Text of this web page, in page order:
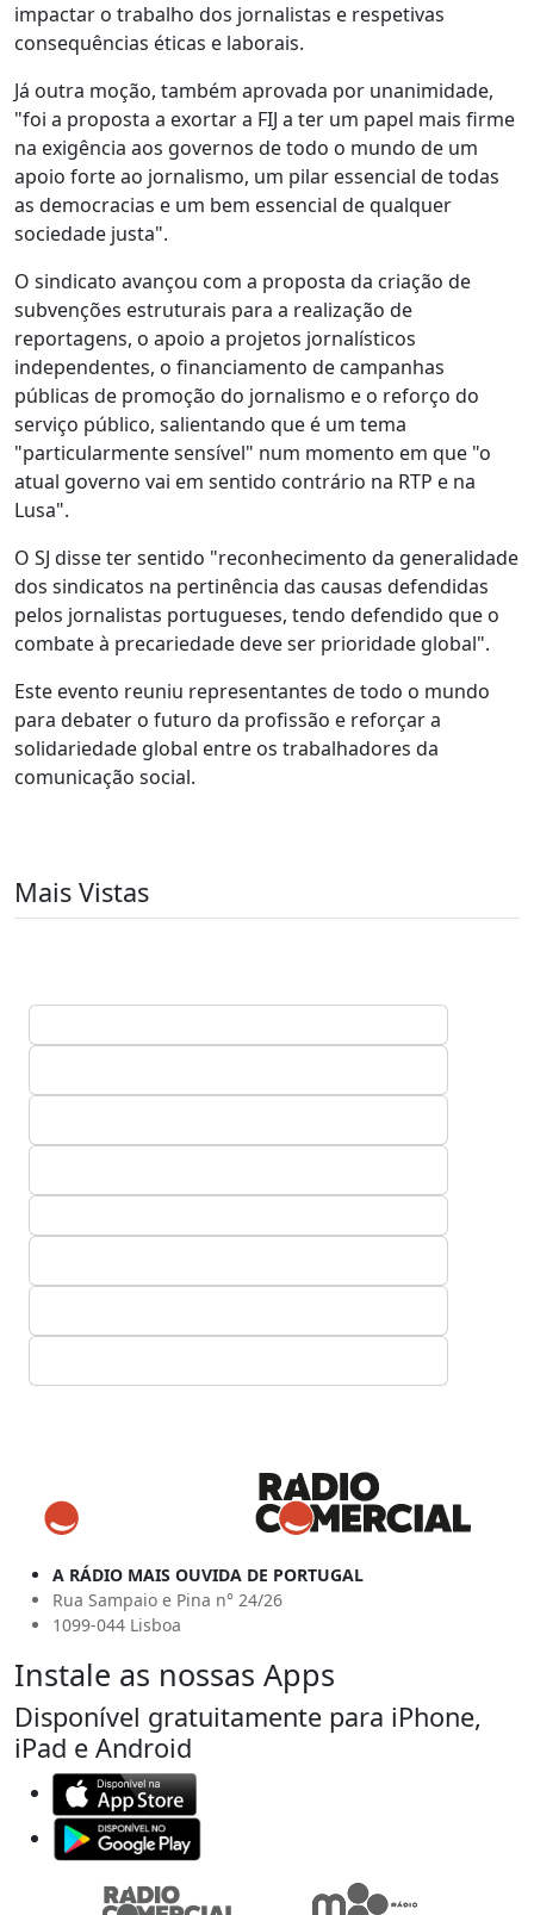
impactar o trabalho dos jornalistas e respetivas
consequências éticas e laborais.
Já outra moção, também aprovada por unanimidade,
"foi a proposta a exortar a FIJ a ter um papel mais firme
na exigência aos governos de todo o mundo de um
apoio forte ao jornalismo, um pilar essencial de todas
as democracias e um bem essencial de qualquer
sociedade justa".
O sindicato avançou com a proposta da criação de
subvenções estruturais para a realização de
reportagens, o apoio a projetos jornalísticos
independentes, o financiamento de campanhas
públicas de promoção do jornalismo e o reforço do
serviço público, salientando que é um tema
"particularmente sensível" num momento em que "o
atual governo vai em sentido contrário na RTP e na
Lusa".
O SJ disse ter sentido "reconhecimento da generalidade
dos sindicatos na pertinência das causas defendidas
pelos jornalistas portugueses, tendo defendido que o
combate à precariedade deve ser prioridade global".
Este evento reuniu representantes de todo o mundo
para debater o futuro da profissão e reforçar a
solidariedade global entre os trabalhadores da
comunicação social.
Mais Vistas
A RÁDIO MAIS OUVIDA DE PORTUGAL
Rua Sampaio e Pina n° 24/26
1099-044 Lisboa
Instale as nossas Apps
Disponível gratuitamente para iPhone,
iPad e Android